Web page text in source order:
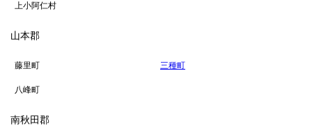
上小阿仁村
山本郡
藤里町 三種町
八峰町
南秋田郡